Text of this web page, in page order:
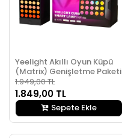
Yeelight Akıllı Oyun Küpü
(Matrix) Genişletme Paketi
1.949,00 TL
1.849,00 TL
Sepete Ekle